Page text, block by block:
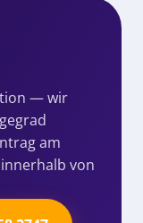
— wir
am
von